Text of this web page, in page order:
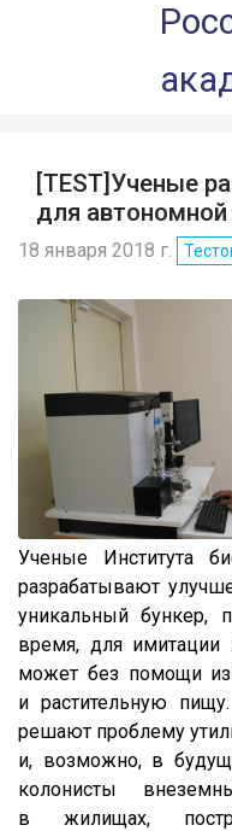
[TEST]Ученые
для
18 января 2018 г.
Ученые Института
разрабатывают
уникальный бункер,
время, для имитации
может без помощи
и растительную
решают проблему
и, возможно, в
колонисты
в жилищах,